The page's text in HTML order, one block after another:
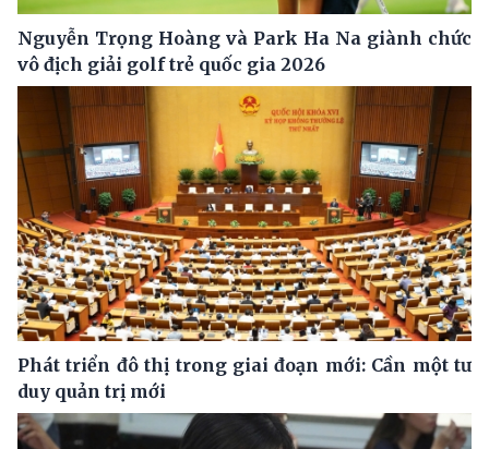
Nguyễn Trọng Hoàng và Park Ha Na giành chức
vô địch giải golf trẻ quốc gia 2026
Phát triển đô thị trong giai đoạn mới: Cần một tư
duy quản trị mới